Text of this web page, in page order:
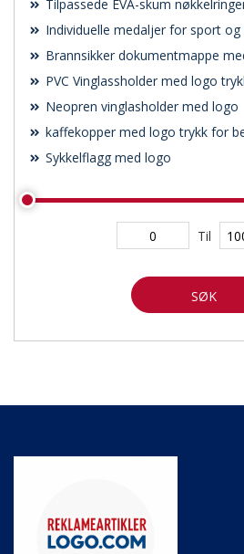
Tilpassede EVA-skum
Individuelle medaljer for sport
Brannsikker dokumentmappe
PVC Vinglassholder med logo
Neopren vinglasholder med logo
kaffekopper med logo trykk for
Sykkelflagg med logo
Til
SØK